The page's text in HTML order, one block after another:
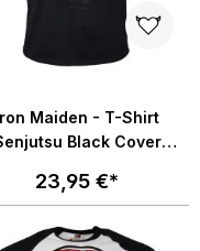
Maiden - T-Shirt
Black Cover
23,95 €*